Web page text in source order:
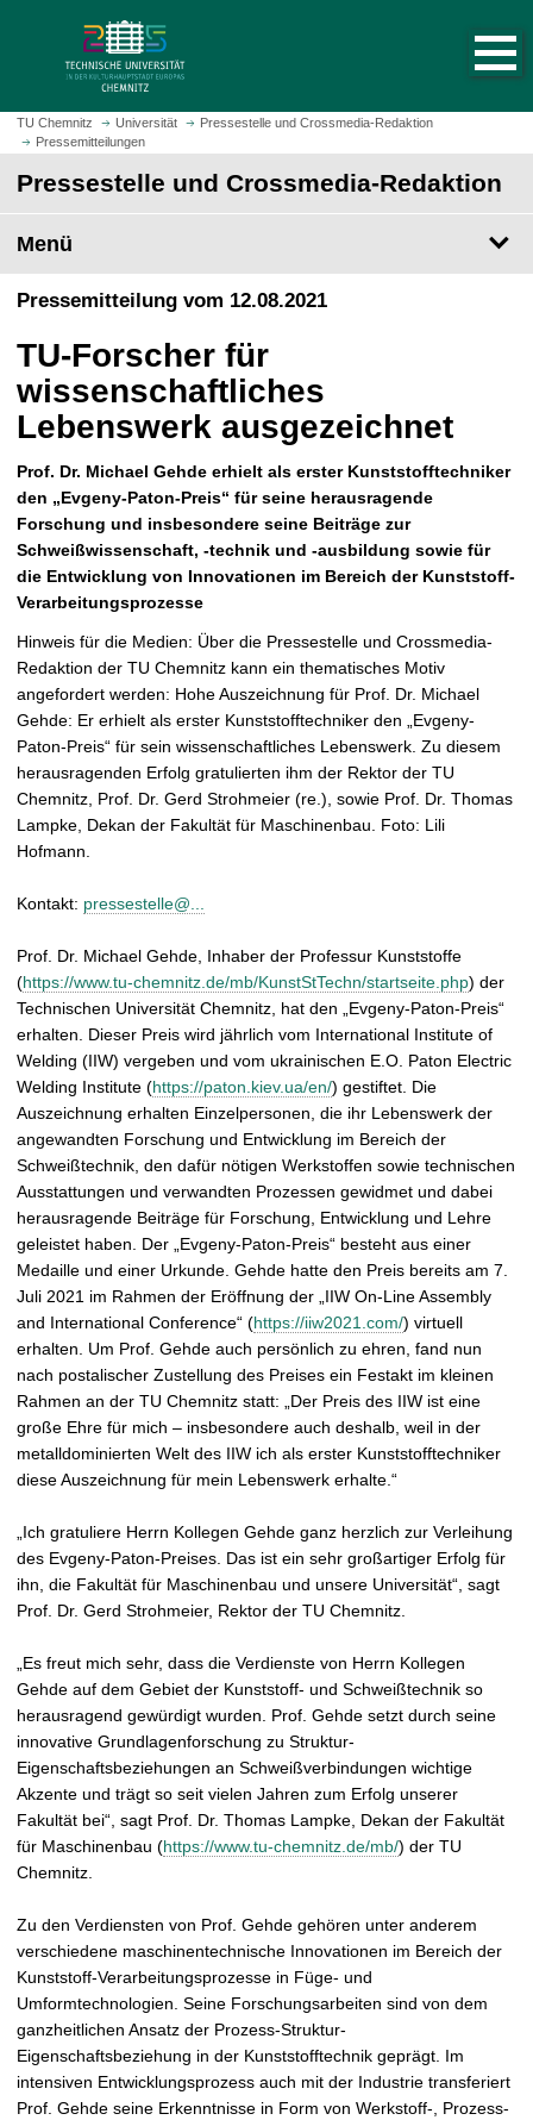
m
H
t
s
i
e
a
u
r
f
e
TU Chemnitz Universität
Pressestelle und Crossmedia-Redaktion
Pressemitteilungen
Pressestelle und Crossmedia-Redaktion
Menü
Pressemitteilung vom 12.08.2021
TU-Forscher für
wissenschaftliches
Lebenswerk ausgezeichnet
Prof. Dr. Michael Gehde erhielt als erster Kunststofftechniker
den „Evgeny-Paton-Preis“ für seine herausragende
Forschung und insbesondere seine Beiträge zur
Schweißwissenschaft, -technik und -ausbildung sowie für
die Entwicklung von Innovationen im Bereich der Kunststoff-
Verarbeitungsprozesse
Hinweis für die Medien: Über die Pressestelle und Crossmedia-
Redaktion der TU Chemnitz kann ein thematisches Motiv
angefordert werden: Hohe Auszeichnung für Prof. Dr. Michael
Gehde: Er erhielt als erster Kunststofftechniker den „Evgeny-
Paton-Preis“ für sein wissenschaftliches Lebenswerk. Zu diesem
herausragenden Erfolg gratulierten ihm der Rektor der TU
Chemnitz, Prof. Dr. Gerd Strohmeier (re.), sowie Prof. Dr. Thomas
Lampke, Dekan der Fakultät für Maschinenbau. Foto: Lili
Hofmann.
Kontakt: pressestelle@...
Prof. Dr. Michael Gehde, Inhaber der Professur Kunststoffe
(https://www.tu-chemnitz.de/mb/KunstStTechn/startseite.php) der
Technischen Universität Chemnitz, hat den „Evgeny-Paton-Preis“
erhalten. Dieser Preis wird jährlich vom International Institute of
Welding (IIW) vergeben und vom ukrainischen E.O. Paton Electric
Welding Institute (https://paton.kiev.ua/en/) gestiftet. Die
Auszeichnung erhalten Einzelpersonen, die ihr Lebenswerk der
angewandten Forschung und Entwicklung im Bereich der
Schweißtechnik, den dafür nötigen Werkstoffen sowie technischen
Ausstattungen und verwandten Prozessen gewidmet und dabei
herausragende Beiträge für Forschung, Entwicklung und Lehre
geleistet haben. Der „Evgeny-Paton-Preis“ besteht aus einer
Medaille und einer Urkunde. Gehde hatte den Preis bereits am 7.
Juli 2021 im Rahmen der Eröffnung der „IIW On-Line Assembly
and International Conference“ (https://iiw2021.com/) virtuell
erhalten. Um Prof. Gehde auch persönlich zu ehren, fand nun
nach postalischer Zustellung des Preises ein Festakt im kleinen
Rahmen an der TU Chemnitz statt: „Der Preis des IIW ist eine
große Ehre für mich – insbesondere auch deshalb, weil in der
metalldominierten Welt des IIW ich als erster Kunststofftechniker
diese Auszeichnung für mein Lebenswerk erhalte.“
„Ich gratuliere Herrn Kollegen Gehde ganz herzlich zur Verleihung
des Evgeny-Paton-Preises. Das ist ein sehr großartiger Erfolg für
ihn, die Fakultät für Maschinenbau und unsere Universität“, sagt
Prof. Dr. Gerd Strohmeier, Rektor der TU Chemnitz.
„Es freut mich sehr, dass die Verdienste von Herrn Kollegen
Gehde auf dem Gebiet der Kunststoff- und Schweißtechnik so
herausragend gewürdigt wurden. Prof. Gehde setzt durch seine
innovative Grundlagenforschung zu Struktur-
Eigenschaftsbeziehungen an Schweißverbindungen wichtige
Akzente und trägt so seit vielen Jahren zum Erfolg unserer
Fakultät bei“, sagt Prof. Dr. Thomas Lampke, Dekan der Fakultät
für Maschinenbau (https://www.tu-chemnitz.de/mb/) der TU
Chemnitz.
Zu den Verdiensten von Prof. Gehde gehören unter anderem
verschiedene maschinentechnische Innovationen im Bereich der
Kunststoff-Verarbeitungsprozesse in Füge- und
Umformtechnologien. Seine Forschungsarbeiten sind von dem
ganzheitlichen Ansatz der Prozess-Struktur-
Eigenschaftsbeziehung in der Kunststofftechnik geprägt. Im
intensiven Entwicklungsprozess auch mit der Industrie transferiert
Prof. Gehde seine Erkenntnisse in Form von Werkstoff-, Prozess-